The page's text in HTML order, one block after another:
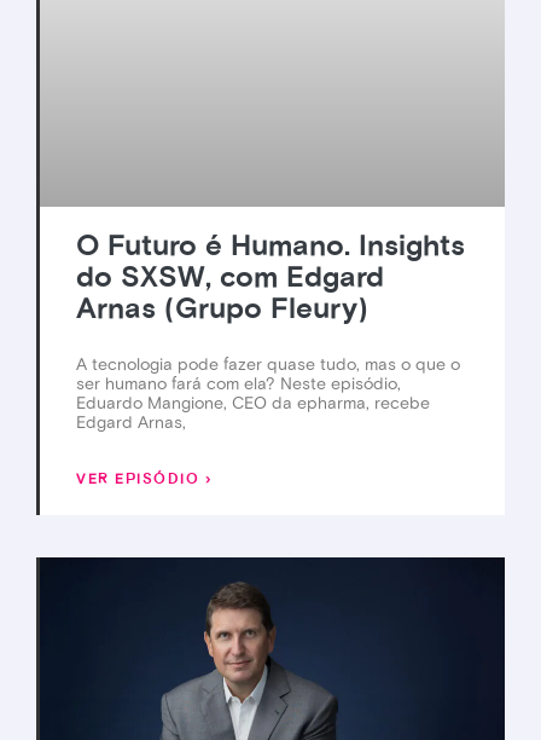
O Futuro é Humano. Insights
do SXSW, com Edgard
Arnas (Grupo Fleury)
A tecnologia pode fazer quase tudo, mas o que o
ser humano fará com ela? Neste episódio,
Eduardo Mangione, CEO da epharma, recebe
Edgard Arnas,
VER EPISÓDIO ›